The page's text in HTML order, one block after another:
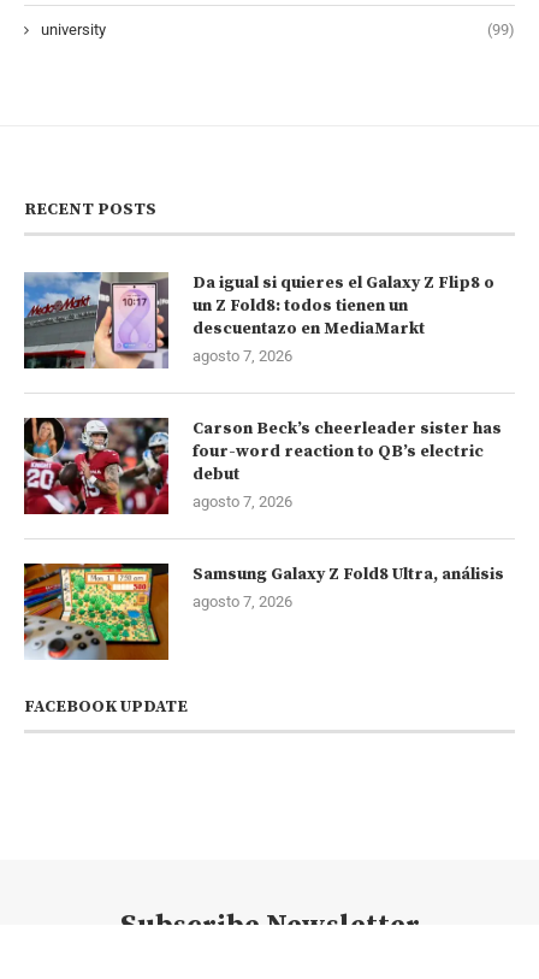
university (99)
RECENT POSTS
Da igual si quieres el Galaxy Z Flip8 o
un Z Fold8: todos tienen un
descuentazo en MediaMarkt
agosto 7, 2026
Carson Beck’s cheerleader sister has
four-word reaction to QB’s electric
debut
agosto 7, 2026
Samsung Galaxy Z Fold8 Ultra, análisis
agosto 7, 2026
FACEBOOK UPDATE
Subscribe Newsletter